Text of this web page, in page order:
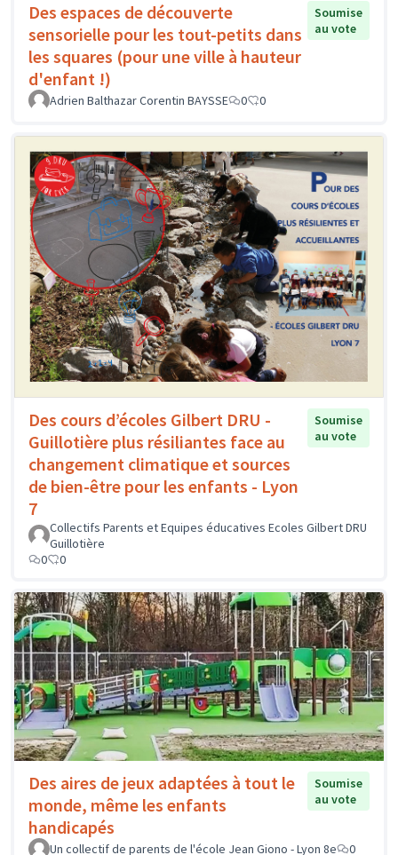
Des espaces de découverte
sensorielle pour les tout-petits dans
les squares (pour une ville à hauteur
d'enfant !)
Soumise
au vote
Adrien Balthazar Corentin BAYSSE 0 0
Des cours d’écoles Gilbert DRU -
Guillotière plus résiliantes face au
changement climatique et sources
de bien-être pour les enfants - Lyon
7
Soumise
au vote
Collectifs Parents et Equipes éducatives Ecoles Gilbert DRU
Guillotière
0
0
Des aires de jeux adaptées à tout le
monde, même les enfants
handicapés
Soumise
au vote
Un collectif de parents de l'école Jean Giono - Lyon 8e
0